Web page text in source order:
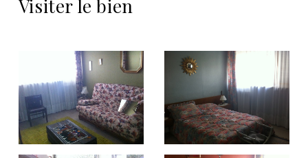
Visiter le bien